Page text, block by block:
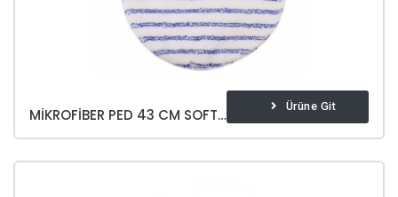
MIKROFIBER PED 43 CM SOFT & BRITE Ürüne Git